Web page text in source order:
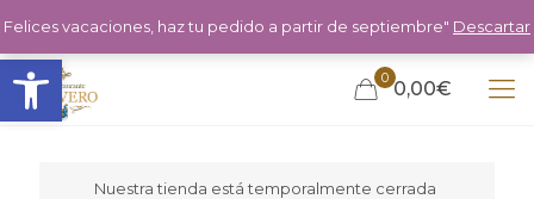
Abrir barra de herramientas 0 0,00€
Nuestra tienda está temporalmente cerrada
Felices vacaciones, haz tu pedido a partir de septiembre" Descartar